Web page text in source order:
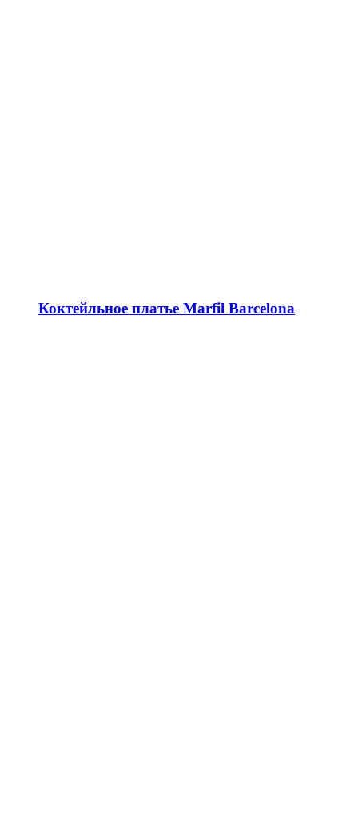
Коктейльное платье Marfil Barcelona